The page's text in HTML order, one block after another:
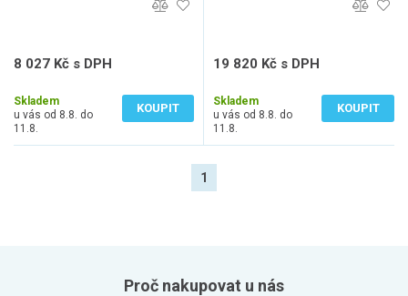
8 027 Kč s DPH
Skladem
u vás od 8.8. do
11.8.
KOUPIT
19 820 Kč s DPH
Skladem
u vás od 8.8. do
11.8.
KOUPIT
1
Proč nakupovat u nás